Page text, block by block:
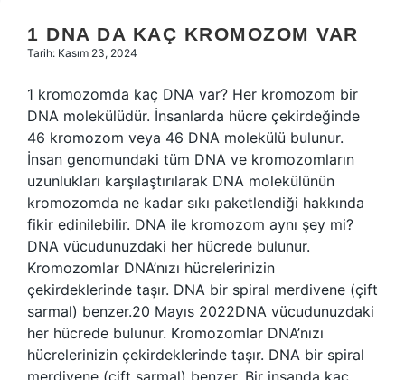
1 DNA DA KAÇ KROMOZOM VAR
Tarih: Kasım 23, 2024
1 kromozomda kaç DNA var? Her kromozom bir
DNA molekülüdür. İnsanlarda hücre çekirdeğinde
46 kromozom veya 46 DNA molekülü bulunur.
İnsan genomundaki tüm DNA ve kromozomların
uzunlukları karşılaştırılarak DNA molekülünün
kromozomda ne kadar sıkı paketlendiği hakkında
fikir edinilebilir. DNA ile kromozom aynı şey mi?
DNA vücudunuzdaki her hücrede bulunur.
Kromozomlar DNA’nızı hücrelerinizin
çekirdeklerinde taşır. DNA bir spiral merdivene (çift
sarmal) benzer.20 Mayıs 2022DNA vücudunuzdaki
her hücrede bulunur. Kromozomlar DNA’nızı
hücrelerinizin çekirdeklerinde taşır. DNA bir spiral
merdivene (çift sarmal) benzer. Bir insanda kaç